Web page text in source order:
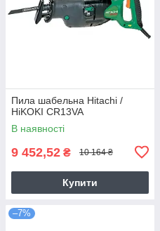
Пила шабельна Hitachi /
HiKOKI CR13VA
В наявності
9 452,52 ₴ 10 164 ₴
Купити
–7%